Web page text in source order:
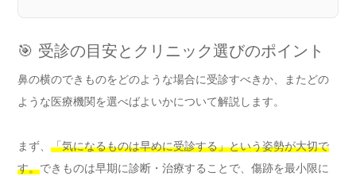
🎯 受診の目安とクリニック選びのポイント
鼻の横のできものをどのような場合に受診すべきか、またどの
ような医療機関を選べばよいかについて解説します。
まず、 「気になるものは早めに受診する」という姿勢が大切で
す。できものは早期に診断・治療することで、傷跡を最小限に